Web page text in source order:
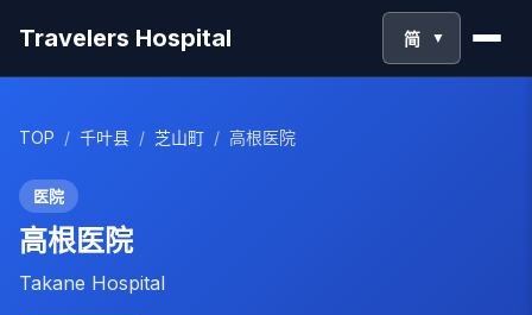
Travelers Hospital 简 ▼
TOP / 千叶县 / 芝山町 / 高根医院
医院
高根医院
Takane Hospital